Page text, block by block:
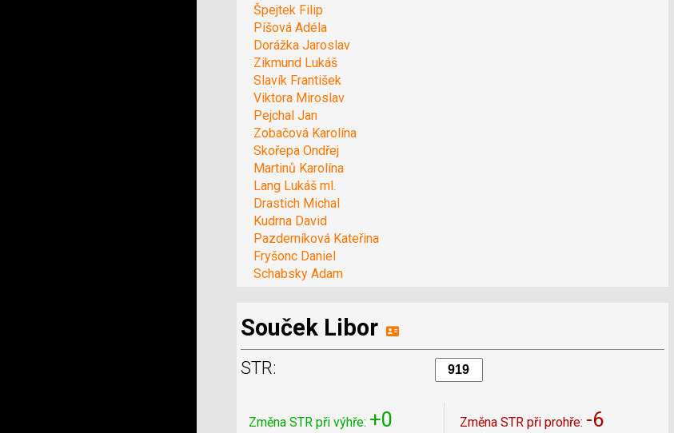
Špejtek Filip
Píšová Adéla
Dorážka Jaroslav
Zikmund Lukáš
Slavík František
Viktora Miroslav
Pejchal Jan
Zobačová Karolína
Skořepa Ondřej
Martinů Karolína
Lang Lukáš ml.
Drastich Michal
Kudrna David
Pazderníková Kateřina
Fryšonc Daniel
Schabsky Adam
Souček Libor
STR:
Změna STR při výhře: +0 Změna STR při prohře: -6